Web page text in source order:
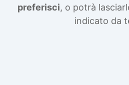
preferisci, o potrà
indicato da